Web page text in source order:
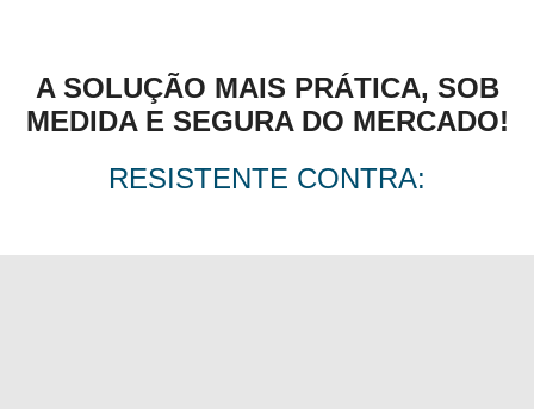
A SOLUÇÃO MAIS PRÁTICA, SOB
MEDIDA E SEGURA DO MERCADO!
RESISTENTE CONTRA: